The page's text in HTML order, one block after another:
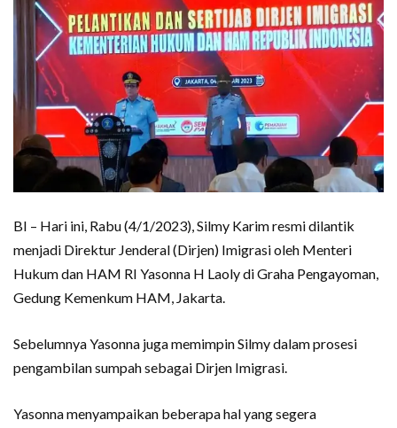
BI – Hari ini, Rabu (4/1/2023), Silmy Karim resmi dilantik
menjadi Direktur Jenderal (Dirjen) Imigrasi oleh Menteri
Hukum dan HAM RI Yasonna H Laoly di Graha Pengayoman,
Gedung Kemenkum HAM, Jakarta.
Sebelumnya Yasonna juga memimpin Silmy dalam prosesi
pengambilan sumpah sebagai Dirjen Imigrasi.
Yasonna menyampaikan beberapa hal yang segera